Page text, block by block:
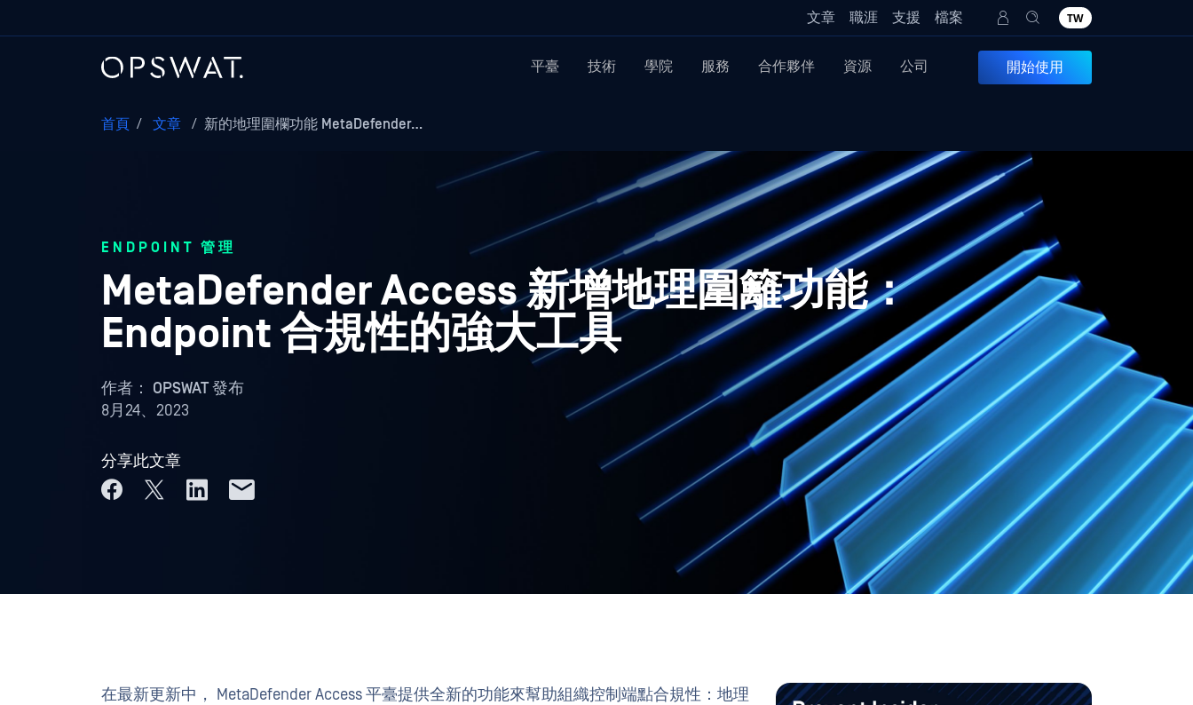
文章 職涯 支援 檔案 TW
平臺 技術 學院 服務 合作夥伴 資源 公司 開始使用
首頁 / 文章 / 新的地理圍欄功能 MetaDefender…
ENDPOINT 管理
MetaDefender Access 新增地理圍籬功能：
Endpoint 合規性的強大工具
作者： OPSWAT 發布
8月24、2023
分享此文章
在最新更新中， MetaDefender Access 平臺提供全新的功能來幫助組織控制端點合規性：地理